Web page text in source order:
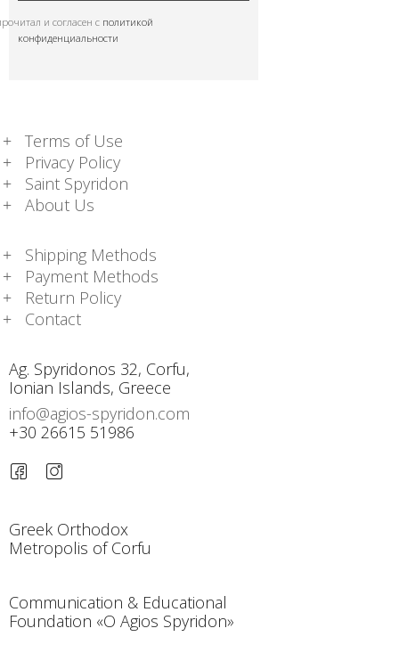
и согласен с политикой
конфиденциальности
Terms of Use
Privacy Policy
Saint Spyridon
About Us
Shipping Methods
Payment Methods
Return Policy
Contact
Ag. Spyridonos 32, Corfu,
Ionian Islands, Greece
info@agios-spyridon.com
+30 26615 51986
Greek Orthodox
Metropolis of Corfu
Communication & Educational
Foundation «O Agios Spyridon»